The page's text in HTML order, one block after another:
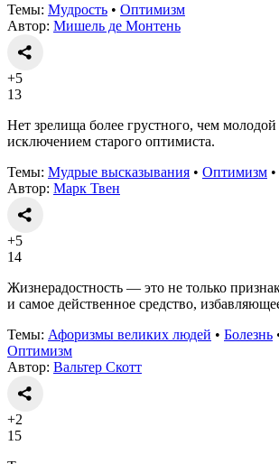
Темы: Мудрость • Оптимизм
Автор: Мишель де Монтень
+5
13
Нет зрелища более грустного, чем молодой
исключением старого оптимиста.
Темы: Мудрые высказывания • Оптимизм •
Автор: Марк Твен
+5
14
Жизнерадостность — это не только
и самое действенное средство,
Темы: Афоризмы великих людей • Болезнь
Оптимизм
Автор: Вальтер Скотт
+2
15